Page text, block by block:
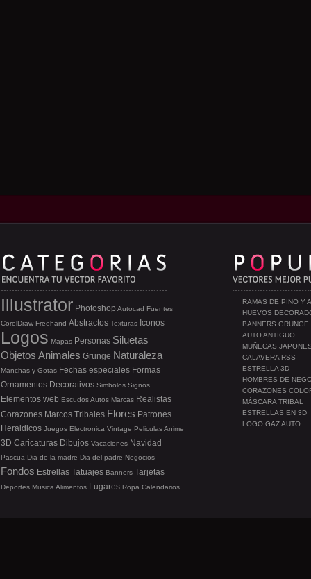
RAMAS DE PINO Y
HUEVOS
BANNERS GRUNGE
AUTO ANTIGUO
MUÑECAS
CALAVERA RSS
ESTRELLA 3D
HOMBRES DE
CORAZONES
MÁSCARA TRIBAL
ESTRELLAS EN 3D
LOGO GAZ AUTO
Illustrator Photoshop Autocad Fuentes
CorelDraw Freehand Abstractos Texturas Iconos
Logos Mapas Personas Siluetas
Objetos Animales Grunge Naturaleza
Manchas y Gotas Fechas especiales Formas
Ornamentos Decorativos Simbolos Signos
Elementos web EscudosAutos Marcas Realistas
Corazones Marcos Tribales Flores Patrones
Heraldicos Juegos Electronica Vintage PeliculasAnime
3D Caricaturas Dibujos Vacaciones Navidad
Pascua Dia de la madre Dia del padre Negocios
Fondos Estrellas Tatuajes Banners Tarjetas
Deportes Musica Alimentos Lugares Ropa Calendarios